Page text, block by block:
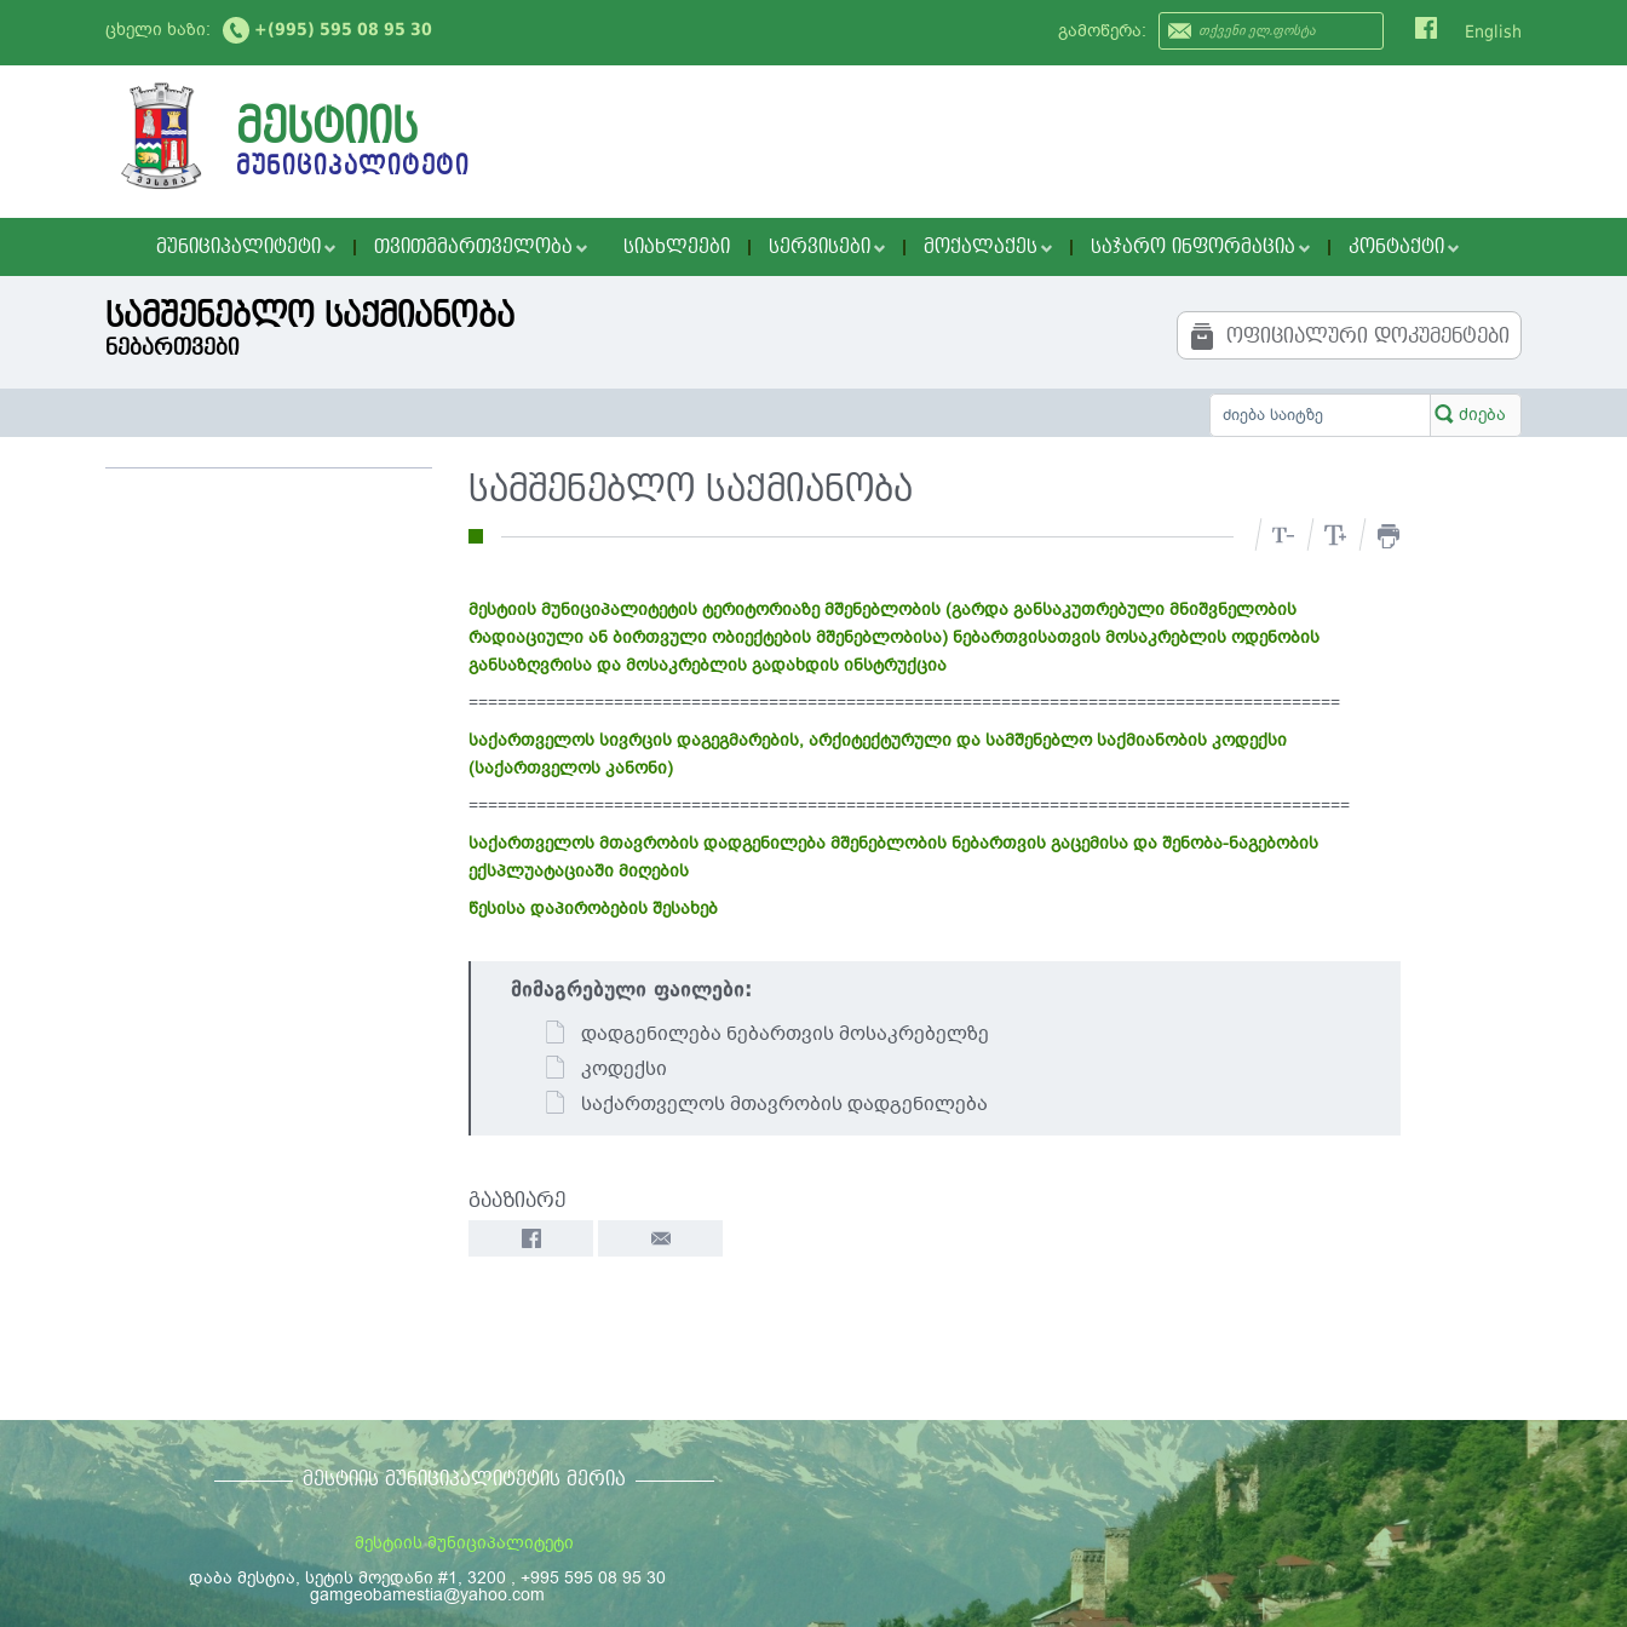
ცხელი ხაზი: +(995) 595 08 95 30 გამოწერა: English
ᲛᲔᲡᲢᲘᲘᲡ
ᲛᲣᲜᲘᲪᲘᲞᲐᲚᲘᲢᲔᲢᲘ
ᲛᲣᲜᲘᲪᲘᲞᲐᲚᲘᲢᲔᲢᲘ ᲗᲕᲘᲗᲛᲛᲐᲠᲗᲕᲔᲚᲝᲑᲐ ᲡᲘᲐᲮᲚᲔᲔᲑᲘ ᲡᲔᲠᲕᲘᲡᲔᲑᲘ ᲛᲝᲥᲐᲚᲐᲥᲔᲡ ᲡᲐᲯᲐᲠᲝ ᲘᲜᲤᲝᲠᲛᲐᲪᲘᲐ ᲙᲝᲜᲢᲐᲥᲢᲘ
სამშენებლო საქმიანობა
ნებართვები ოფიციალური დოკუმენტები
სამშენებლო საქმიანობა
მესტიის მუნიციპალიტეტის ტერიტორიაზე მშენებლობის (გარდა განსაკუთრებული მნიშვნელობის
რადიაციული ან ბირთვული ობიექტების მშენებლობისა) ნებართვისათვის მოსაკრებლის ოდენობის
განსაზღვრისა და მოსაკრებლის გადახდის ინსტრუქცია
==========================================================================================
საქართველოს სივრცის დაგეგმარების, არქიტექტურული და სამშენებლო საქმიანობის კოდექსი
(საქართველოს კანონი)
===========================================================================================
საქართველოს მთავრობის დადგენილება მშენებლობის ნებართვის გაცემისა და შენობა-ნაგებობის
ექსპლუატაციაში მიღების
წესისა დაპირობების შესახებ
მიმაგრებული ფაილები:
დადგენილება ნებართვის მოსაკრებელზე
კოდექსი
საქართველოს მთავრობის დადგენილება
გააზიარე
ᲛᲔᲡᲢᲘᲘᲡ ᲛᲣᲜᲘᲪᲘᲞᲐᲚᲘᲢᲔᲢᲘᲡ ᲛᲔᲠᲘᲐ
მესტიის მუნიციპალიტეტი
დაბა მესტია, სეტის მოედანი #1, 3200 , +995 595 08 95 30
gamgeobamestia@yahoo.com